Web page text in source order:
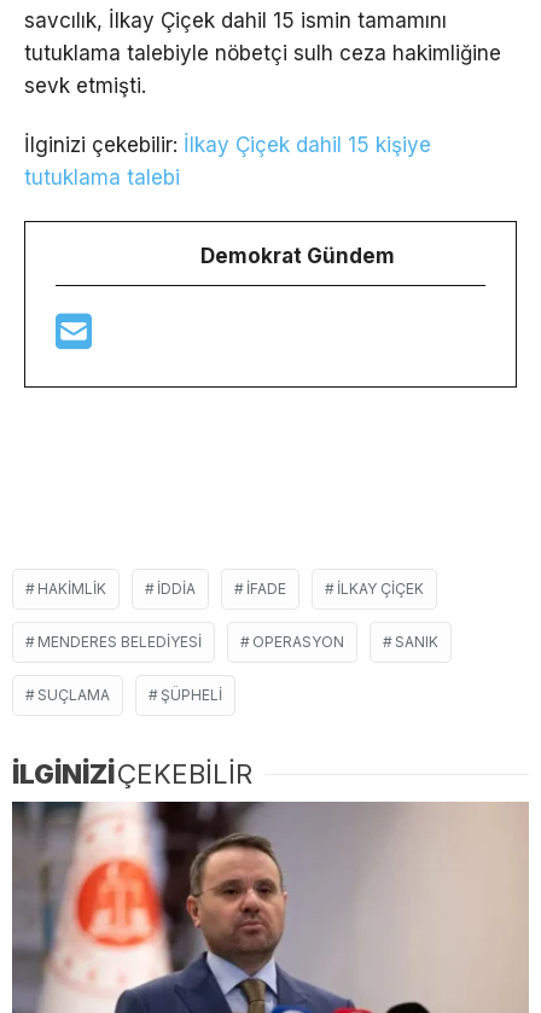
savcılık, İlkay Çiçek dahil 15 ismin tamamını
tutuklama talebiyle nöbetçi sulh ceza hakimliğine
sevk etmişti.
İlginizi çekebilir: İlkay Çiçek dahil 15 kişiye
tutuklama talebi
Demokrat Gündem
HAKIMLIK IDDIA IFADE ILKAY ÇIÇEK
MENDERES BELEDIYESI OPERASYON SANIK
SUÇLAMA ŞÜPHELI
İLGİNİZİÇEKEBİLİR